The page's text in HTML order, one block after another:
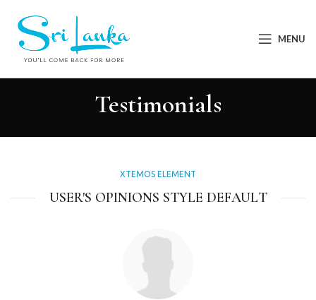
MENU
Testimonials
XTEMOS ELEMENT
USER'S OPINIONS STYLE DEFAULT